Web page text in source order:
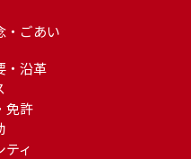
・ごあい
・沿革
免許
ティ